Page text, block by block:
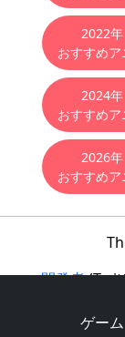
ゲーム
2022年
おすすめア
2024年
おすすめア
2026年
おすすめア
開発者
Copyright ©